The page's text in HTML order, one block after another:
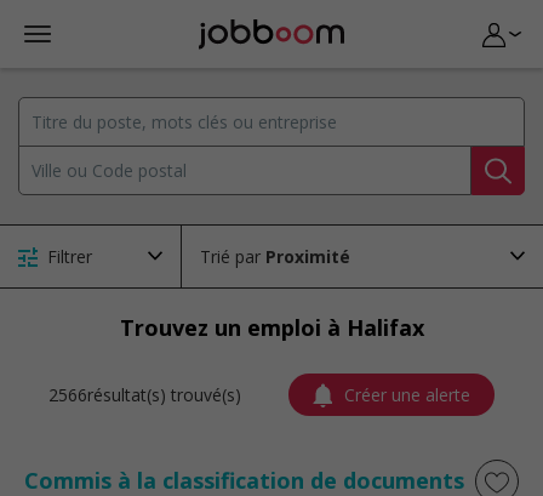
Filtrer Trié par
Trouvez un emploi à Halifax
2566résultat(s) trouvé(s) Créer une alerte
Commis à la classification de documents